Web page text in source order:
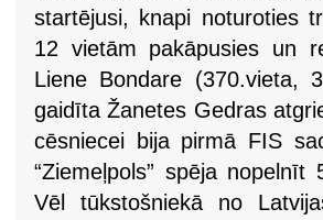
startējusi, knapi noturoties
12 vietām pakāpusies un
Liene Bondare (370.vieta,
gaidīta Žanetes Gedras
cēsniecei bija pirmā FIS
“Ziemeļpols” spēja
Vēl tūkstošniekā no